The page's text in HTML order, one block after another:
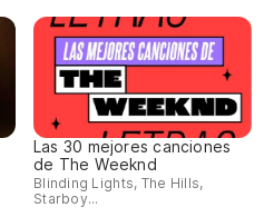
Las 30 mejores canciones
de The Weeknd
Blinding Lights, The Hills,
Starboy...